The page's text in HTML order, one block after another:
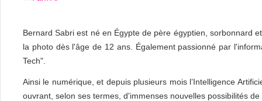
Bernard Sabri est né en Égypte de père égyptien, sorbonnard
la photo dès l'âge de 12 ans. Également passionné par
Tech".
Ainsi le numérique, et depuis plusieurs mois l’Intelligence
ouvrant, selon ses termes, d'immenses nouvelles possibilités